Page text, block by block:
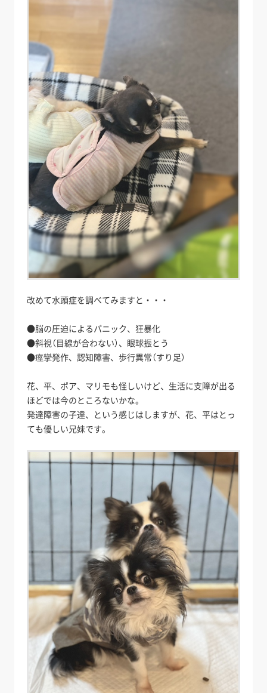
改めて水頭症を調べてみますと・・・
●脳の圧迫によるパニック、狂暴化
●斜視（目線が合わない）、眼球振とう
●痙攣発作、認知障害、歩行異常（すり足）
花、平、ポア、マリモも怪しいけど、生活に支障が出る
ほどでは今のところないかな。
発達障害の子達、という感じはしますが、花、平はとっ
ても優しい兄妹です。